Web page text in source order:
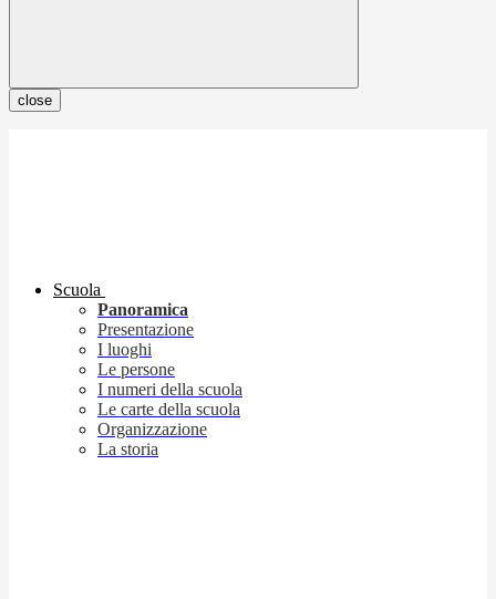
close
Scuola
Panoramica
Presentazione
I luoghi
Le persone
I numeri della scuola
Le carte della scuola
Organizzazione
La storia